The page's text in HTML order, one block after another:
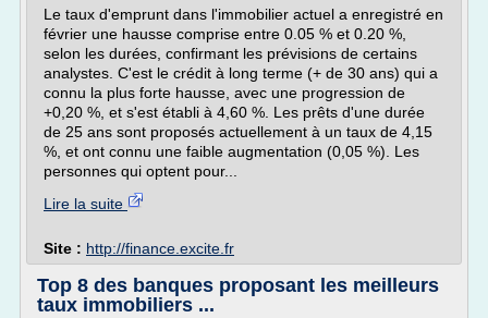
Le taux d'emprunt dans l'immobilier actuel a enregistré en
février une hausse comprise entre 0.05 % et 0.20 %,
selon les durées, confirmant les prévisions de certains
analystes. C'est le crédit à long terme (+ de 30 ans) qui a
connu la plus forte hausse, avec une progression de
+0,20 %, et s'est établi à 4,60 %. Les prêts d'une durée
de 25 ans sont proposés actuellement à un taux de 4,15
%, et ont connu une faible augmentation (0,05 %). Les
personnes qui optent pour...
Lire la suite
Site : http://finance.excite.fr
Top 8 des banques proposant les meilleurs
taux immobiliers ...